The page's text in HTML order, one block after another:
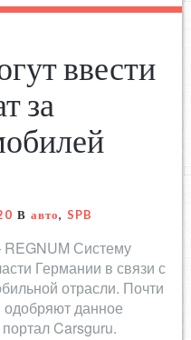
ввести
за
В авто, SPB
Систему
Германии в связи с
отрасли. Почти
данное
Carsguru.